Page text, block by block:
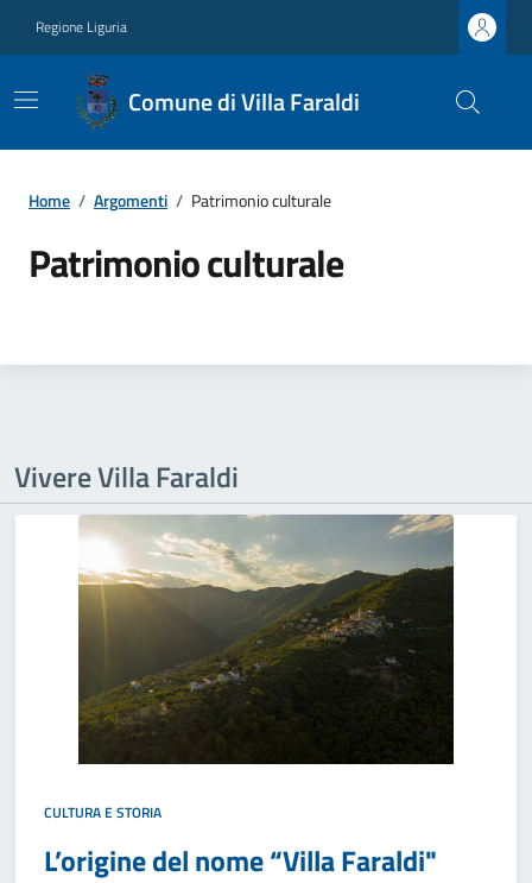
Regione Liguria
Comune di Villa Faraldi
Home / Argomenti / Patrimonio culturale
Patrimonio culturale
Vivere Villa Faraldi
CULTURA E STORIA
L’origine del nome “Villa Faraldi"